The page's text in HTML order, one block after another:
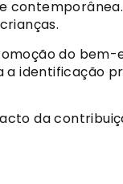
do bem-
identificação
da